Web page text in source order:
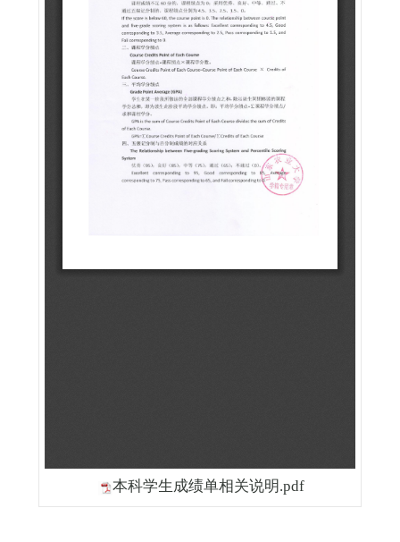
本科学生成绩单相关说明.pdf